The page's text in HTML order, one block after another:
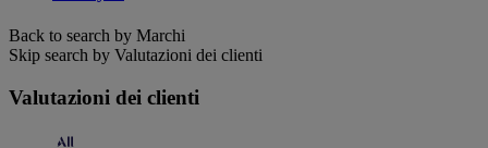
Back to search by Marchi
Skip search by Valutazioni dei clienti
Valutazioni dei clienti